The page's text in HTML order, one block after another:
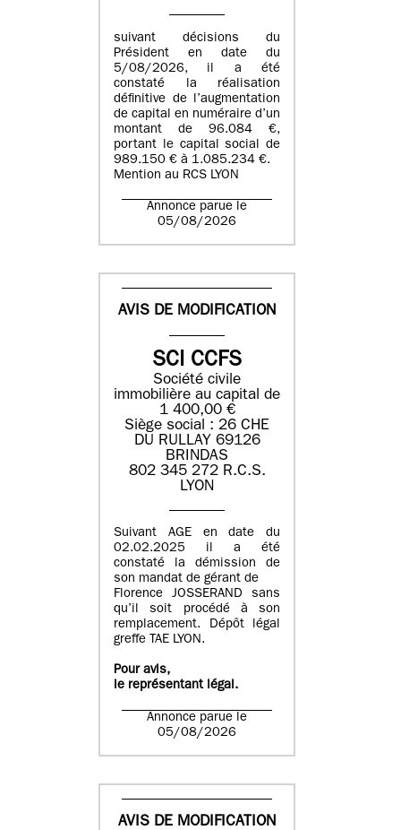
suivant décisions du
Président en date du
5/08/2026, il a été
constaté la réalisation
définitive de l’augmentation
de capital en numéraire d’un
montant de 96.084 €,
portant le capital social de
989.150 € à 1.085.234 €.
Mention au RCS LYON
Annonce parue le
05/08/2026
AVIS DE MODIFICATION
SCI CCFS
Société civile
immobilière au capital de
1 400,00 €
Siège social : 26 CHE
DU RULLAY 69126
BRINDAS
802 345 272 R.C.S.
LYON
Suivant AGE en date du
02.02.2025 il a été
constaté la démission de
son mandat de gérant de
Florence JOSSERAND sans
qu’il soit procédé à son
remplacement. Dépôt légal
greffe TAE LYON.
Pour avis,
le représentant légal.
Annonce parue le
05/08/2026
AVIS DE MODIFICATION